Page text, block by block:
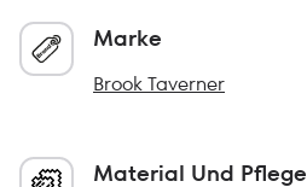
Marke
Brook Taverner
Material Und Pflege